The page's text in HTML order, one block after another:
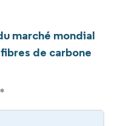
marché mondial
de carbone
*